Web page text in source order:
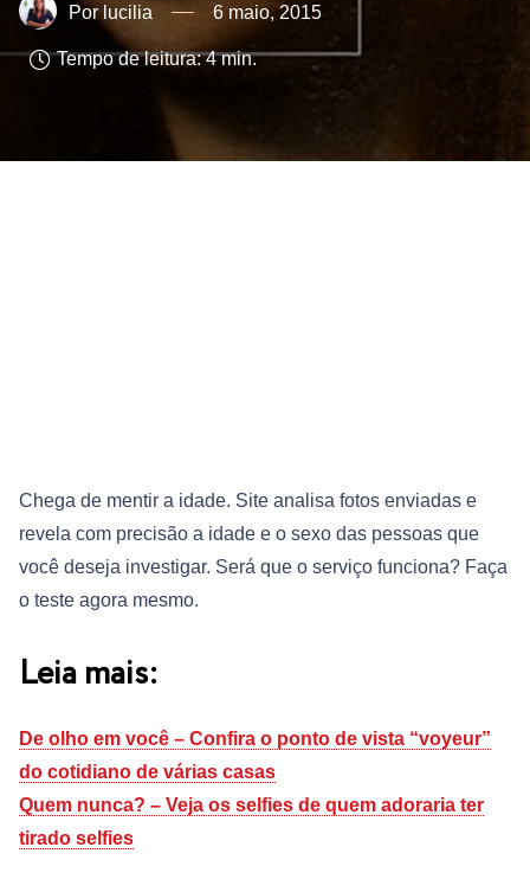
lucilia 6 maio, 2015
Tempo de leitura: 4 min.
Chega de mentir a idade. Site analisa fotos enviadas e
revela com precisão a idade e o sexo das pessoas que
você deseja investigar. Será que o serviço funciona? Faça
o teste agora mesmo.
Leia mais:
De olho em você – Confira o ponto de vista “voyeur”
do cotidiano de várias casas
Quem nunca? – Veja os selfies de quem adoraria ter
tirado selfies